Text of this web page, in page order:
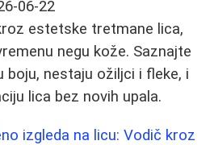
06-22
estetske tretmane lica,
negu kože. Saznajte
boju, nestaju ožiljci i fleke, i
lica bez novih upala.
izgleda na licu: Vodič kroz